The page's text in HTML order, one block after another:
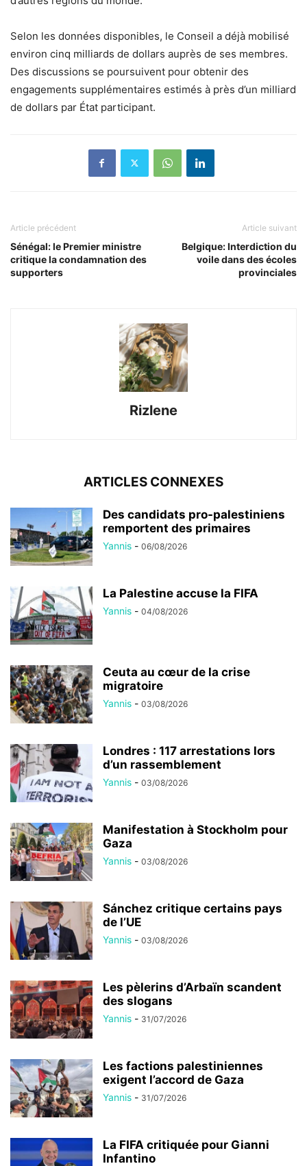
Selon les données disponibles, le Conseil a déjà mobilisé
environ cinq milliards de dollars auprès de ses membres.
Des discussions se poursuivent pour obtenir des
engagements supplémentaires estimés à près d’un milliard
de dollars par État participant.
Article précédent
Sénégal: le Premier ministre
critique la condamnation des
supporters
Article suivant
Belgique: Interdiction du
voile dans des écoles
provinciales
Rizlene
ARTICLES CONNEXES
Des candidats pro-palestiniens
remportent des primaires
Yannis - 06/08/2026
La Palestine accuse la FIFA
Yannis - 04/08/2026
Ceuta au cœur de la crise
migratoire
Yannis - 03/08/2026
Londres : 117 arrestations lors
d’un rassemblement
Yannis - 03/08/2026
Manifestation à Stockholm pour
Gaza
Yannis - 03/08/2026
Sánchez critique certains pays
de l’UE
Yannis - 03/08/2026
Les pèlerins d’Arbaïn scandent
des slogans
Yannis - 31/07/2026
Les factions palestiniennes
exigent l’accord de Gaza
Yannis - 31/07/2026
La FIFA critiquée pour Gianni
Infantino